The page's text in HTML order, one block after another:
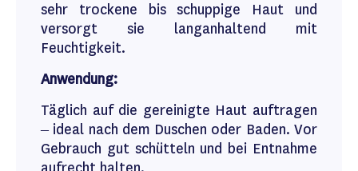
sehr trockene bis schuppige Haut und
versorgt sie langanhaltend mit
Feuchtigkeit.
Anwendung:
Täglich auf die gereinigte Haut auftragen
– ideal nach dem Duschen oder Baden. Vor
Gebrauch gut schütteln und bei Entnahme